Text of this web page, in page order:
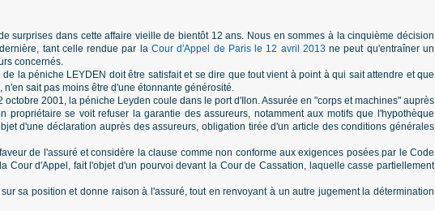
surprises dans cette affaire vieille de bientôt 12 ans. Nous en sommes à la cinquième décision
tant celle rendue par laCour d'Appel de Paris le 12 avril 2013ne peut qu'entraîner un
concernés.
la péniche LEYDEN doit être satisfait et se dire que tout vient à point à qui sait attendre et que
sait pas moins être d'une étonnante générosité.
octobre 2001, la péniche Leyden coule dans le port d'Ilon. Assurée en "corps et machines" auprès
propriétaire se voit refuser la garantie des assureurs, notamment aux motifs que l'hypothèque
d'une déclaration auprès des assureurs, obligation tirée d'un article des conditions générales
de l'assuré et considère la clause comme non conforme aux exigences posées par le Code
Cour d'Appel, fait l'objet d'un pourvoi devant la Cour de Cassation, laquelle casse partiellement
sa position et donne raison à l'assuré, tout en renvoyant à un autre jugement la détermination